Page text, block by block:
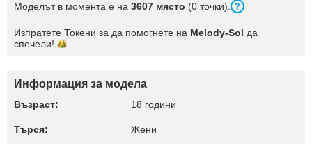
Моделът в момента е на 3607 място (0 точки).
Изпратете Токени за да помогнете на Melody-Sol да
спечели!
Информация за модела
Възраст: 18 години
Търся: Жени